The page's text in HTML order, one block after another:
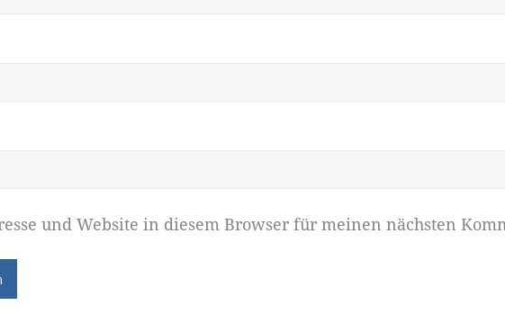
und Website in diesem Browser für meinen nächsten